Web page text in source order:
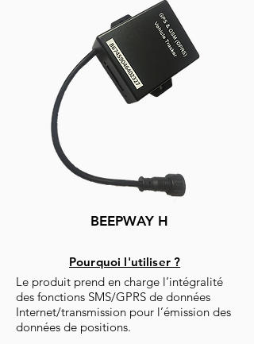
BEEPWAY H
Pourquoi l'utiliser ?
Le produit prend en charge l’intégralité
des fonctions SMS/GPRS de données
Internet/transmission pour l’émission des
données de positions.